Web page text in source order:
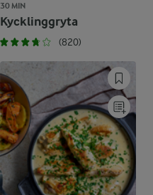
30 MIN
Kycklinggryta
(820)